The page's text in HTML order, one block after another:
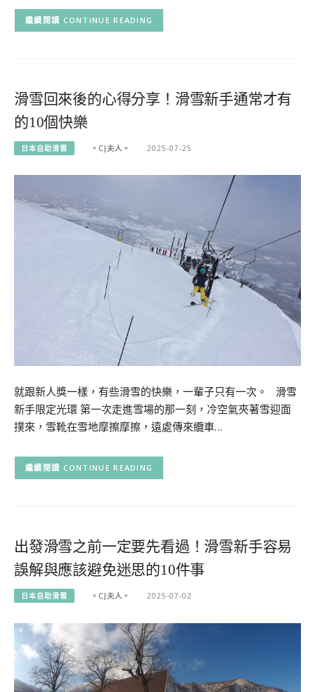
CONTINUE READING
滑雪回來後的心得分享！滑雪新手通常才有
的10個快樂
日本自助滑雪 。CJ夫人。 2025-07-25
就跟新人獎一樣，有些滑雪的快樂，一輩子只有一次。 滑雪
新手限定光環 第一次走進雪場的那一刻，冷空氣夾著雪迎面
撲來，雪靴在雪地摩擦摩擦，遠處傳來纜車…
CONTINUE READING
出發滑雪之前一定要先看過！滑雪新手容易
誤解與應該避免迷思的10件事
日本自助滑雪 。CJ夫人。 2025-07-02